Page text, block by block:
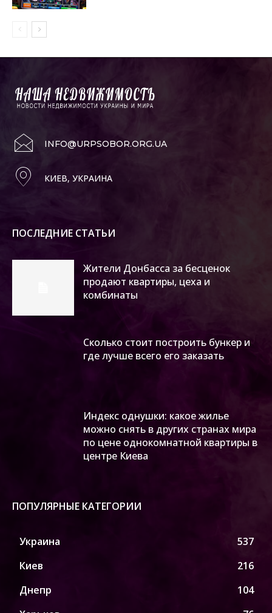
INFO@URPSOBOR.ORG.UA
КИЕВ, УКРАИНА
ПОСЛЕДНИЕ СТАТЬИ
Жители Донбасса за бесценок
продают квартиры, цеха и
комбинаты
Сколько стоит построить бункер и
где лучше всего его заказать
Индекс однушки: какое жилье
можно снять в других странах мира
по цене однокомнатной квартиры в
центре Киева
ПОПУЛЯРНЫЕ КАТЕГОРИИ
Украина
537
Киев
216
Днепр
104